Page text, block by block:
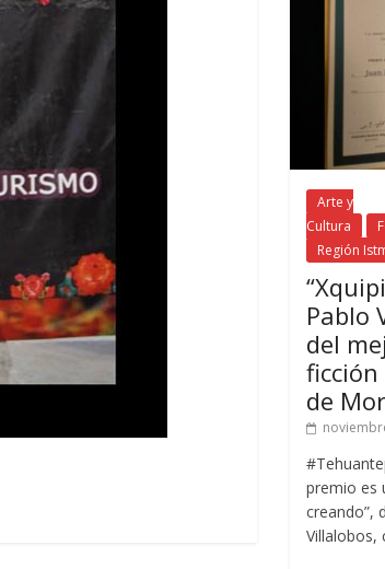
Arte y
Cultura
Región
Pablo
del
ficción
de
premio es
creando”,
Villalobos,